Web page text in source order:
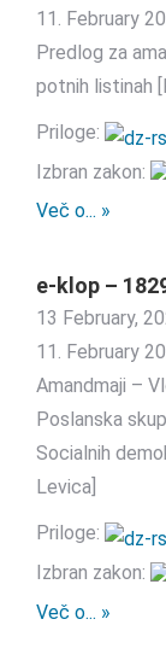
11. February
Predlog za
potnih listinah
Priloge:
Izbran zakon:
Več o... »
e-klop –
13 February,
11. February
Amandmaji –
Poslanska
Socialnih
Levica]
Priloge:
Izbran zakon:
Več o... »